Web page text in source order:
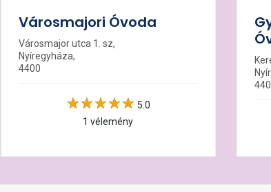
Városmajori Óvoda
Városmajor utca 1. sz,
Nyíregyháza,
4400
5.0
1 vélemény